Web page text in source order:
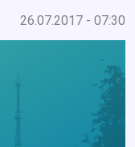
26.07.2017 - 07:30